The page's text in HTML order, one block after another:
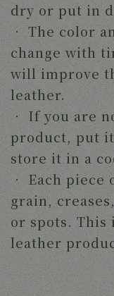
dry or put in
‧ The color
change with
will improve
leather.
‧ If you are
product, put
store it in a
‧ Each piece
grain,
or spots. This
leather